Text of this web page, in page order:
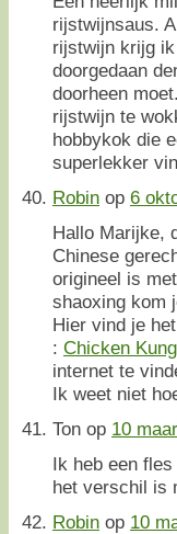
rijstwijnsaus.
rijstwijn krijg
doorgedaan
doorheen
rijstwijn te
hobbykok die
superlekker
Robin op 6
Hallo Marijke,
Chinese
origineel is
shaoxing kom
Hier vind je
: Chicken
internet te
Ik weet niet
Ton op 10
Ik heb een
het verschil is
Robin op 10